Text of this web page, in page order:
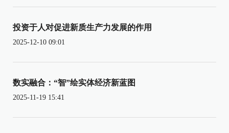
投资于人对促进新质生产力发展的作用
2025-12-10 09:01
数实融合：“智”绘实体经济新蓝图
2025-11-19 15:41